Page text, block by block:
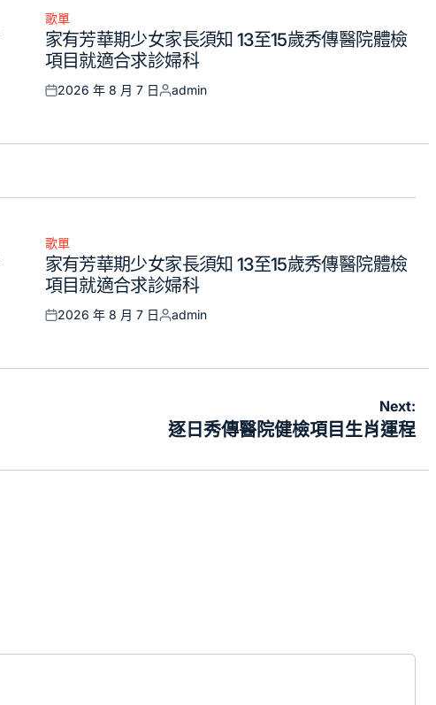
Posted
in
歌單
家有芳華期少女家長須知 13至15歲秀傳醫院體檢
項目就適合求診婦科
Posted
2026 年 8 月 7 日
Posted
admin
Posted
in
歌單
家有芳華期少女家長須知 13至15歲秀傳醫院體檢
項目就適合求診婦科
Posted
2026 年 8 月 7 日
Posted
admin
Next:
逐日秀傳醫院健檢項目生肖運程